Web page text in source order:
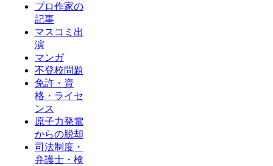
プロ作家の
記事
マスコミ出
演
マンガ
不登校問題
免許・資
格・ライセ
ンス
原子力発電
からの脱却
司法制度・
弁護士・検